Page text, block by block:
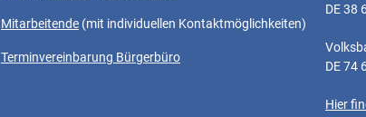
Mitarbeitende (mit individuellen Kontaktmöglichkeiten)
Terminvereinbarung Bürgerbüro
DE 38
DE 74
Hier